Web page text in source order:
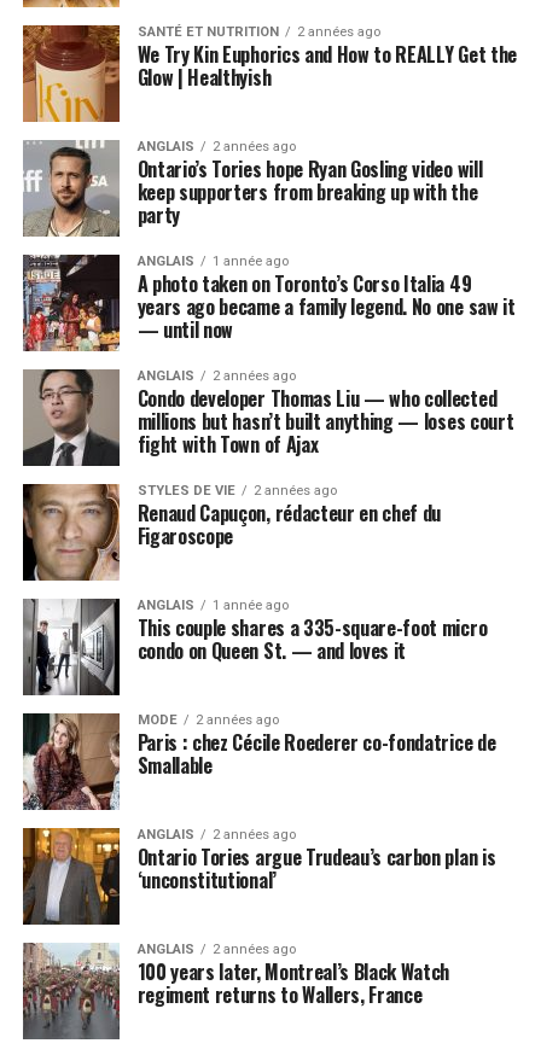
SANTÉ ET NUTRITION 2 années ago
We Try Kin Euphorics and How to REALLY Get the
Glow | Healthyish
ANGLAIS 2 années ago
Ontario’s Tories hope Ryan Gosling video will
keep supporters from breaking up with the
party
ANGLAIS 1 année ago
A photo taken on Toronto’s Corso Italia 49
years ago became a family legend. No one saw it
— until now
ANGLAIS 2 années ago
Condo developer Thomas Liu — who collected
millions but hasn’t built anything — loses court
fight with Town of Ajax
STYLES DE VIE 2 années ago
Renaud Capuçon, rédacteur en chef du
Figaroscope
ANGLAIS 1 année ago
This couple shares a 335-square-foot micro
condo on Queen St. — and loves it
MODE 2 années ago
Paris : chez Cécile Roederer co-fondatrice de
Smallable
ANGLAIS 2 années ago
Ontario Tories argue Trudeau’s carbon plan is
‘unconstitutional’
ANGLAIS 2 années ago
100 years later, Montreal’s Black Watch
regiment returns to Wallers, France